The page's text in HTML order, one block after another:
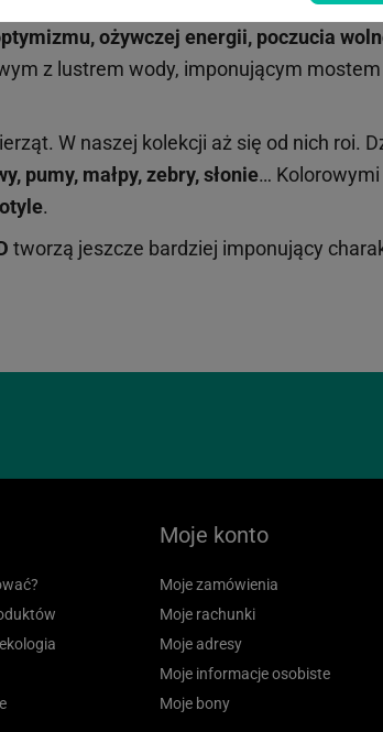
ożywczej energii, poczucia
z lustrem wody, imponującym
W naszej kolekcji aż się od nich roi.
pumy, małpy, zebry, słonie…
.
tworzą jeszcze bardziej imponujący
Moje konto
Moje zamówienia
Moje rachunki
Moje adresy
Moje informacje osobiste
Moje bony